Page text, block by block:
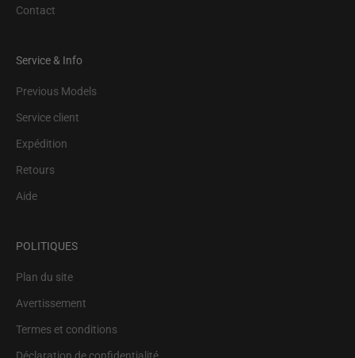
Contact
Service & Info
Previous Models
Service client
Expédition
Retours
Aide
POLITIQUES
Plan du site
Avertissement
Termes et conditions
Déclaration de confidentialité